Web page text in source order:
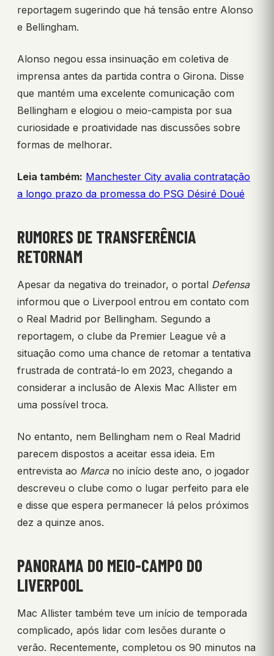
reportagem sugerindo que há tensão entre Alonso
e Bellingham.
Alonso negou essa insinuação em coletiva de
imprensa antes da partida contra o Girona. Disse
que mantém uma excelente comunicação com
Bellingham e elogiou o meio-campista por sua
curiosidade e proatividade nas discussões sobre
formas de melhorar.
Leia também: Manchester City avalia contratação
a longo prazo da promessa do PSG Désiré Doué
RUMORES DE TRANSFERÊNCIA
RETORNAM
Apesar da negativa do treinador, o portal Defensa
informou que o Liverpool entrou em contato com
o Real Madrid por Bellingham. Segundo a
reportagem, o clube da Premier League vê a
situação como uma chance de retomar a tentativa
frustrada de contratá-lo em 2023, chegando a
considerar a inclusão de Alexis Mac Allister em
uma possível troca.
No entanto, nem Bellingham nem o Real Madrid
parecem dispostos a aceitar essa ideia. Em
entrevista ao Marcano início deste ano, o jogador
descreveu o clube como o lugar perfeito para ele
e disse que espera permanecer lá pelos próximos
dez a quinze anos.
PANORAMA DO MEIO-CAMPO DO
LIVERPOOL
Mac Allister também teve um início de temporada
complicado, após lidar com lesões durante o
verão. Recentemente, completou os 90 minutos na